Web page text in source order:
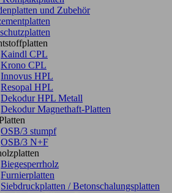
und Zubehör
Kaindl CPL
Krono CPL
Innovus HPL
Resopal HPL
Dekodur HPL Metall
Dekodur Magnethaft-Platten
OSB/3 stumpf
OSB/3 N+F
Biegesperrholz
Furnierplatten
Siebdruckplatten / Betonschalungsplatten